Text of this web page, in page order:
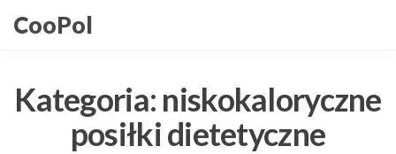
doCooPol
Kategoria: niskokaloryczne
posiłki dietetyczne